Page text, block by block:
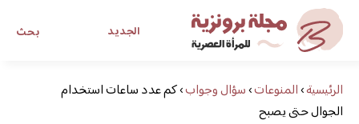
بحث الجديد
مجلة برونزية للفتاة العصريةالرئيسية›المنوعات›سؤال وجواب›كم عدد ساعات استخدام
الجوال حتى يصبح